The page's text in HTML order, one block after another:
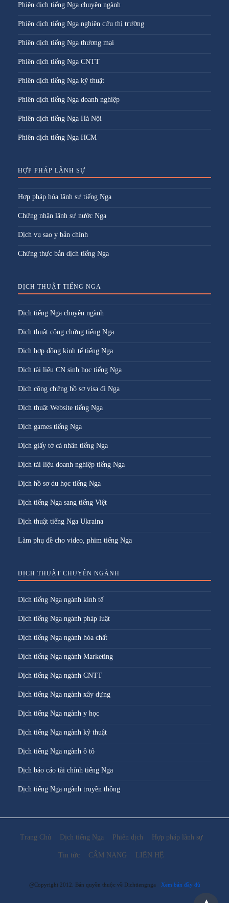
Phiên dịch tiếng Nga chuyên ngành
Phiên dịch tiếng Nga nghiên cứu thị trường
Phiên dịch tiếng Nga thương mại
Phiên dịch tiếng Nga CNTT
Phiên dịch tiếng Nga kỹ thuật
Phiên dịch tiếng Nga doanh nghiệp
Phiên dịch tiếng Nga Hà Nội
Phiên dịch tiếng Nga HCM
HỢP PHÁP LÃNH SỰ
Hợp pháp hóa lãnh sự tiếng Nga
Chứng nhận lãnh sự nước Nga
Dịch vụ sao y bản chính
Chứng thực bản dịch tiếng Nga
DỊCH THUẬT TIẾNG NGA
Dịch tiếng Nga chuyên ngành
Dịch thuật công chứng tiếng Nga
Dịch hợp đồng kinh tế tiếng Nga
Dịch tài liệu CN sinh học tiếng Nga
Dịch công chứng hồ sơ visa đi Nga
Dịch thuật Website tiếng Nga
Dịch games tiếng Nga
Dịch giấy tờ cá nhân tiếng Nga
Dịch tài liệu doanh nghiệp tiếng Nga
Dịch hồ sơ du học tiếng Nga
Dịch tiếng Nga sang tiếng Việt
Dịch thuật tiếng Nga Ukraina
Làm phụ đề cho video, phim tiếng Nga
DỊCH THUẬT CHUYÊN NGÀNH
Dịch tiếng Nga ngành kinh tế
Dịch tiếng Nga ngành pháp luật
Dịch tiếng Nga ngành hóa chất
Dịch tiếng Nga ngành Marketing
Dịch tiếng Nga ngành CNTT
Dịch tiếng Nga ngành xây dựng
Dịch tiếng Nga ngành y học
Dịch tiếng Nga ngành kỹ thuật
Dịch tiếng Nga ngành ô tô
Dịch báo cáo tài chính tiếng Nga
Dịch tiếng Nga ngành truyền thông
Trang Chủ Dịch tiếng Nga Phiên dịch Hợp pháp lãnh sự
Tin tức CẨM NANG LIÊN HỆ
@Copyright 2012. Bản quyền thuộc về Dichtiengnga Xem bản đầy đủ